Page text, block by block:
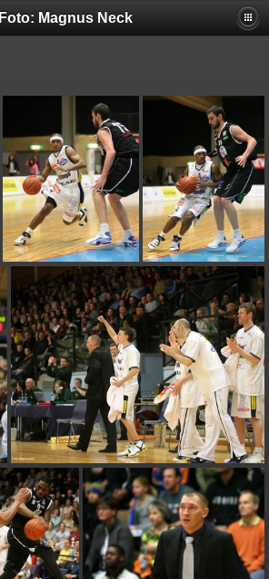
Foto: Magnus Neck